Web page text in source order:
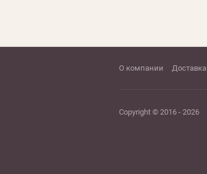
О компании Доставка
Copyright © 2016 - 2026